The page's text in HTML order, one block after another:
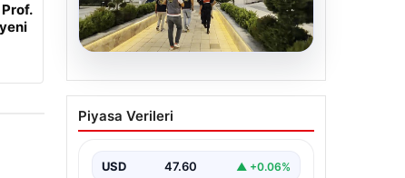
05.08.2026
Menderes Belediyesi
Soruşturmasında Firari
Yakalandı
Piyasa Verileri
USD 47.60 ▲ +0.06%